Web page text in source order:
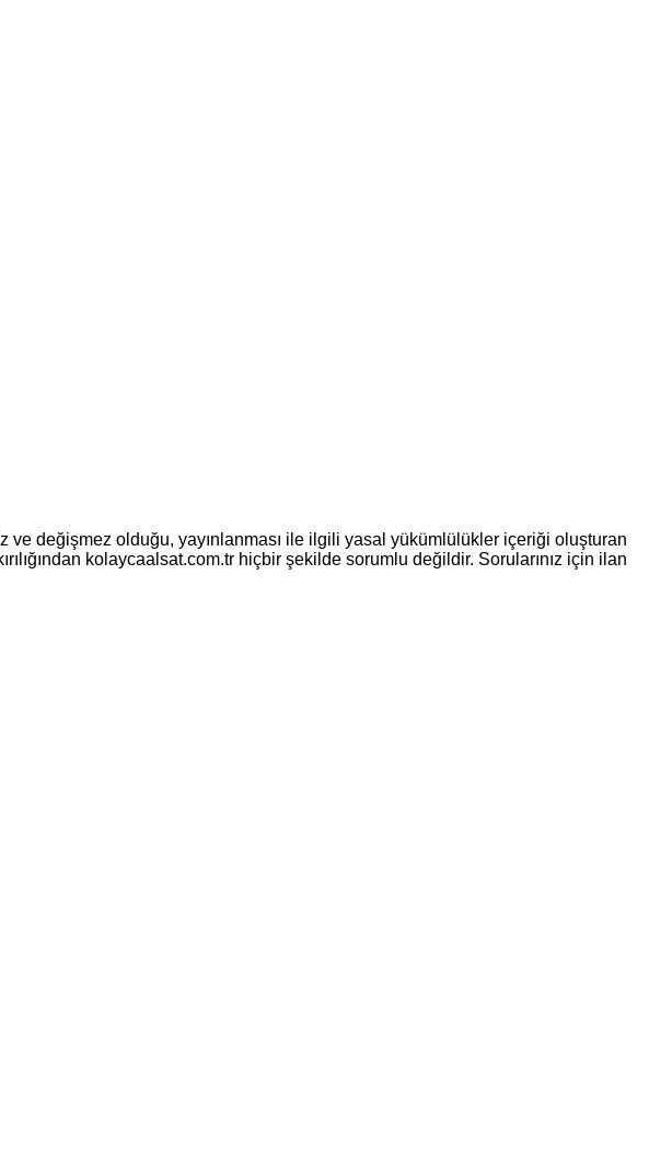
değişmez olduğu, yayınlanması ile ilgili yasal yükümlülükler içeriği oluşturan
kolaycaalsat.com.tr hiçbir şekilde sorumlu değildir. Sorularınız için ilan